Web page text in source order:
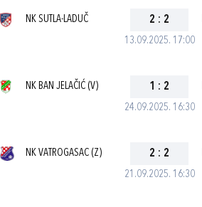
13.09.2025. 17:00
NK SUTLA-LADUČ 2 : 2
24.09.2025. 16:30
NK BAN JELAČIĆ (V) 1 : 2
21.09.2025. 16:30
NK VATROGASAC (Z) 2 : 2